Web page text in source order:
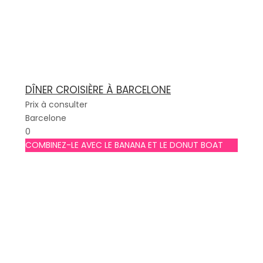
DÎNER CROISIÈRE À BARCELONE
Prix à consulter
Barcelone
0
COMBINEZ-LE AVEC LE BANANA ET LE DONUT BOAT